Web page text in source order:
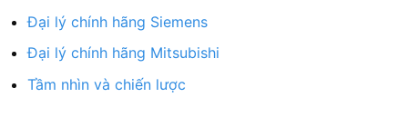
Đại lý chính hãng Siemens
Đại lý chính hãng Mitsubishi
Tầm nhìn và chiến lược